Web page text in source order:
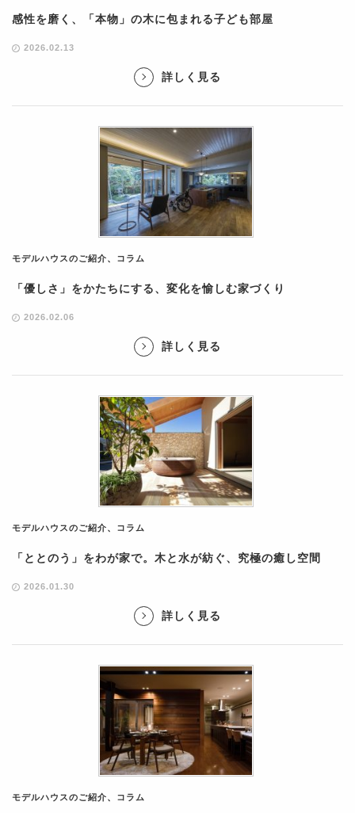
感性を磨く、「本物」の木に包まれる子ども部屋
2026.02.13
詳しく見る
モデルハウスのご紹介、 コラム
「優しさ」をかたちにする、変化を愉しむ家づくり
2026.02.06
詳しく見る
モデルハウスのご紹介、 コラム
「ととのう」をわが家で。木と水が紡ぐ、究極の癒し空間
2026.01.30
詳しく見る
モデルハウスのご紹介、 コラム